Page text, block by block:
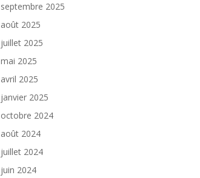
septembre 2025
août 2025
juillet 2025
mai 2025
avril 2025
janvier 2025
octobre 2024
août 2024
juillet 2024
juin 2024